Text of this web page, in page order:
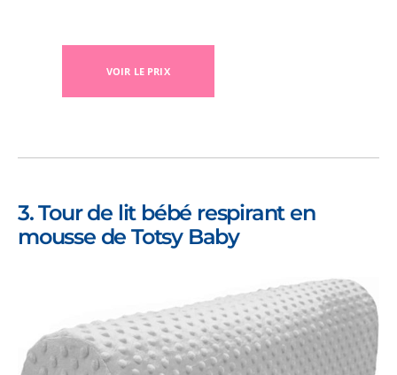
VOIR LE PRIX
3. Tour de lit bébé respirant en
mousse de Totsy Baby